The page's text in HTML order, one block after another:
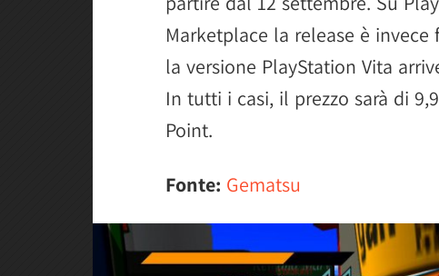
Marketplace la release è
la versione PlayStation Vita
In tutti i casi, il prezzo sarà di
Point.
Fonte: Gematsu